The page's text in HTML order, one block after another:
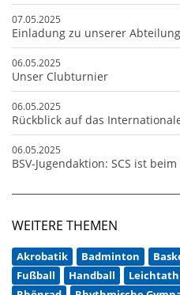
07.05.2025
Einladung zu unserer
06.05.2025
Unser Clubturnier
06.05.2025
Rückblick auf das
06.05.2025
BSV-Jugendaktion: SCS ist
WEITERE THEMEN
Akrobatik Badminton
Fußball
Handball